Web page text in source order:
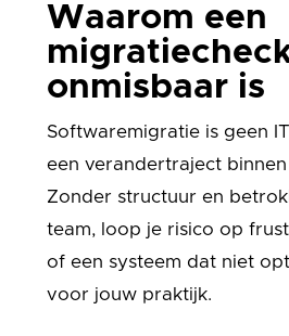
Waarom een
onmisbaar is
Softwaremigratie is geen
een verandertraject
Zonder structuur en
team, loop je risico op
of een systeem dat niet
voor jouw praktijk.